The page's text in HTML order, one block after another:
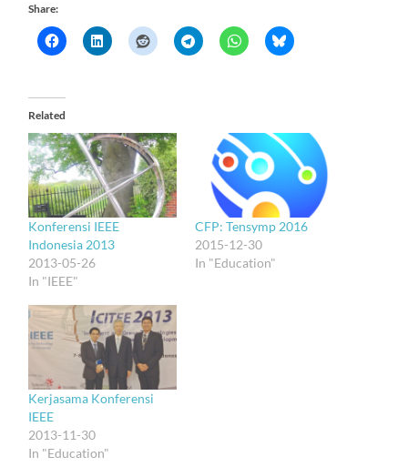
Share:
Related
Konferensi IEEE
Indonesia 2013
2013-05-26
In "IEEE"
CFP: Tensymp 2016
2015-12-30
In "Education"
Kerjasama Konferensi
IEEE
2013-11-30
In "Education"